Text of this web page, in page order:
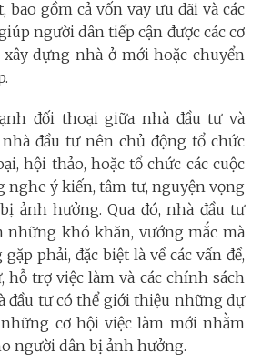
gồm cả vốn vay ưu đãi và các
người dân tiếp cận được các cơ
dựng nhà ở mới hoặc chuyển
đối thoại giữa nhà đầu tư và
nhà đầu tư nên chủ động tổ chức
hội thảo, hoặc tổ chức các cuộc
nghe ý kiến, tâm tư, nguyện vọng
ảnh hưởng. Qua đó, nhà đầu tư
những khó khăn, vướng mắc mà
phải, đặc biệt là về các vấn đề,
hỗ trợ việc làm và các chính sách
đầu tư có thể giới thiệu những dự
cơ hội việc làm mới nhằm
người dân bị ảnh hưởng.